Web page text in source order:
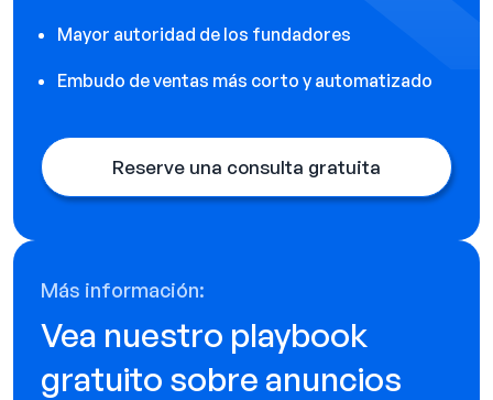
Mayor autoridad de los fundadores
Embudo de ventas más corto y automatizado
Reserve una consulta gratuita
Más información:
Vea nuestro playbook
gratuito sobre anuncios